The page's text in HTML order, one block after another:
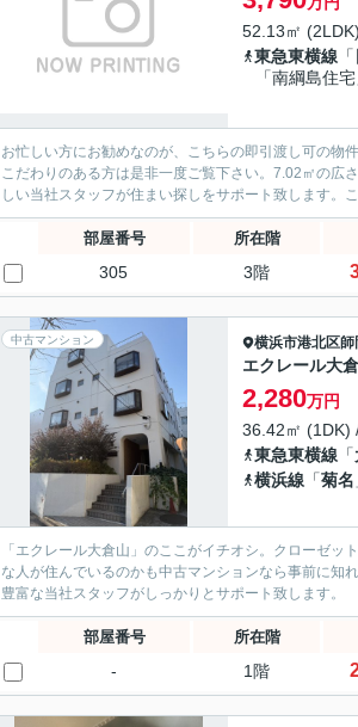
52.13㎡
東急東横線 「
「南綱島住
お忙しい方にお勧めなのが、こちらの即引渡し可の物
こだわりのある方は是非一度ご覧下さい。7.02㎡の広
しい当社スタッフが住まい探しをサポート致します。
部屋番号 所在階
305 3階
中古マンション 横浜市港北区師
エクレール大
2,280万円
36.42㎡ (1DK)
東急東横線 「
横浜線 「菊名
「エクレール大倉山」のここがイチオシ。クローゼ
な人が住んでいるのかも中古マンションなら事前に知
豊富な当社スタッフがしっかりとサポート致します。
部屋番号 所在階
- 1階